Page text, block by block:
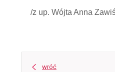
/z up. Wójta Anna
wróć